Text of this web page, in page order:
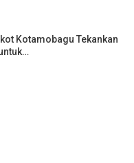
Kotamobagu Tekankan